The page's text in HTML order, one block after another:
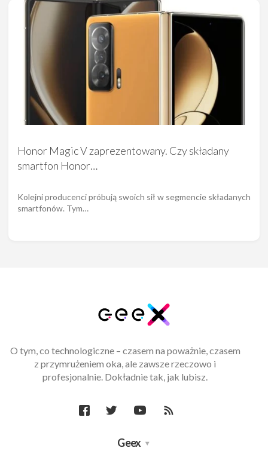
Honor Magic V zaprezentowany. Czy składany
smartfon Honor…
Kolejni producenci próbują swoich sił w segmencie składanych
smartfonów. Tym…
O tym, co technologiczne – czasem na poważnie, czasem
z przymrużeniem oka, ale zawsze rzeczowo i
profesjonalnie. Dokładnie tak, jak lubisz.
Geex